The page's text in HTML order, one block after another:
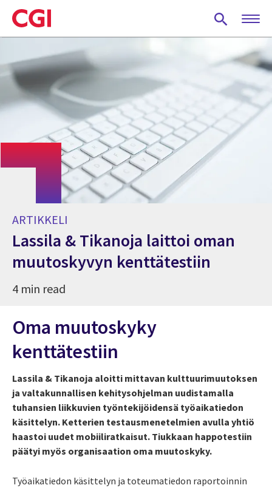
Skip
to
main
ARTIKKELI
Lassila & Tikanoja laittoi oman
muutoskyvyn kenttätestiin
4 min read
Oma muutoskyky
kenttätestiin
Lassila & Tikanoja aloitti mittavan kulttuurimuutoksen
ja valtakunnallisen kehitysohjelman uudistamalla
tuhansien liikkuvien työntekijöidensä työaikatiedon
käsittelyn. Ketterien testausmenetelmien avulla yhtiö
haastoi uudet mobiiliratkaisut. Tiukkaan happotestiin
päätyi myös organisaation oma muutoskyky.
Työaikatiedon käsittelyn ja toteumatiedon raportoinnin